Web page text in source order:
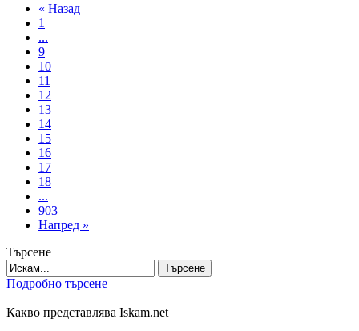
« Назад
1
...
9
10
11
12
13
14
15
16
17
18
...
903
Напред »
Търсене
Търсене
Подробно търсене
Какво представлява Iskam.net